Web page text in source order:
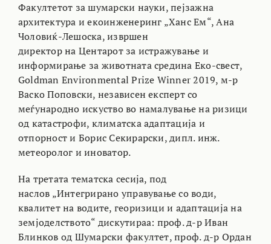
Факултетот за шумарски науки, пејзажна
архитектура и екоинженеринг „Ханс Ем“, Ана
Чоловиќ-Лешоска, извршен
директор на Центарот за истражување и
информирање за животната средина Еко-свест,
Goldman Environmental Prize Winner 2019, м-р
Васко Поповски, независен експерт со
меѓународно искуство во намалување на ризици
од катастрофи, климатска адаптација и
отпорност и Борис Секирарски, дипл. инж.
метеоролог и иноватор.
На третата тематска сесија, под
наслов „Интегрирано управување со води,
квалитет на водите, георизици и адаптација на
земјоделството“ дискутираа: проф. д-р Иван
Блинков од Шумарски факултет, проф. д-р Ордан